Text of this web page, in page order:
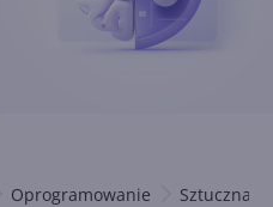
Oprogramowanie Sztuczna